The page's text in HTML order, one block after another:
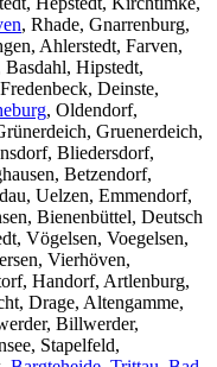
, Rhade, Gnarrenburg,
Ahlerstedt, Farven,
Hipstedt,
Deinste,
, Oldendorf,
Gruenerdeich,
Bliedersdorf,
Betzendorf,
Uelzen, Emmendorf,
Bienenbüttel, Deutsch
Vögelsen, Voegelsen,
Vierhöven,
Handorf, Artlenburg,
Drage, Altengamme,
Billwerder,
Stapelfeld,